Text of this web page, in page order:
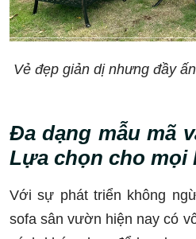
Vẻ đẹp giản dị nhưng đầy
Đa dạng mẫu mã
Lựa chọn cho mọi
Với sự phát triển không
sofa sân vườn hiện nay có